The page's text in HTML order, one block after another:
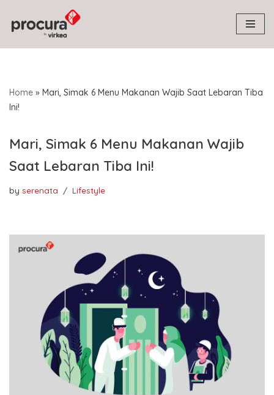
Skip
to
Home » Mari, Simak 6 Menu Makanan Wajib Saat Lebaran Tiba
Ini!
Mari, Simak 6 Menu Makanan Wajib
Saat Lebaran Tiba Ini!
by serenata Lifestyle